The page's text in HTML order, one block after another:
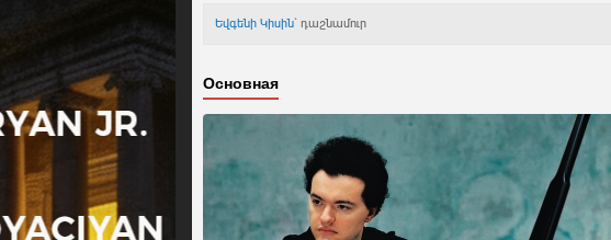
Եվգենի Կիսին` դաշնամուր
Основная